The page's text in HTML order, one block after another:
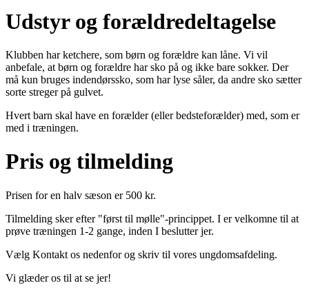
Udstyr og forældredeltagelse
Klubben har ketchere, som børn og forældre kan låne. Vi vil
anbefale, at børn og forældre har sko på og ikke bare sokker. Der
må kun bruges indendørssko, som har lyse såler, da andre sko sætter
sorte streger på gulvet.
Hvert barn skal have en forælder (eller bedsteforælder) med, som er
med i træningen.
Pris og tilmelding
Prisen for en halv sæson er 500 kr.
Tilmelding sker efter "først til mølle"-princippet. I er velkomne til at
prøve træningen 1-2 gange, inden I beslutter jer.
Vælg Kontakt os nedenfor og skriv til vores ungdomsafdeling.
Vi glæder os til at se jer!